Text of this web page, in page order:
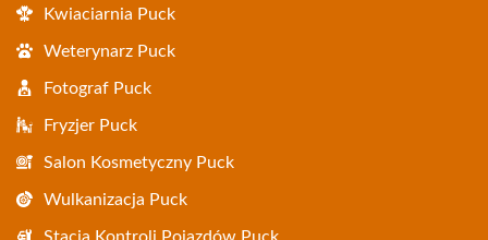
Kwiaciarnia Puck
Weterynarz Puck
Fotograf Puck
Fryzjer Puck
Salon Kosmetyczny Puck
Wulkanizacja Puck